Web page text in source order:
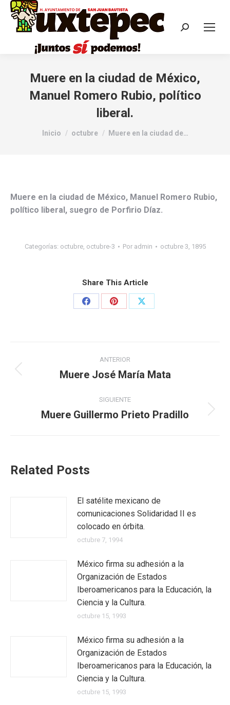
Muere en la ciudad de México,
Manuel Romero Rubio, político
liberal.
Estás aquí:
Inicio octubre Muere en la ciudad de…
Muere en la ciudad de México, Manuel Romero Rubio,
político liberal, suegro de Porfirio Díaz.
Categorías: octubre, octubre-3 Por admin octubre 3, 1895
Share This Article
ANTERIOR
Muere José María Mata
SIGUIENTE
Muere Guillermo Prieto Pradillo
Related Posts
El satélite mexicano de
comunicaciones Solidaridad II es
colocado en órbita.
octubre 7, 1994
México firma su adhesión a la
Organización de Estados
Iberoamericanos para la Educación, la
Ciencia y la Cultura.
octubre 15, 1993
México firma su adhesión a la
Organización de Estados
Iberoamericanos para la Educación, la
Ciencia y la Cultura.
octubre 15, 1993